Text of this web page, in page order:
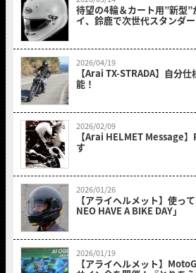
待望の4輪＆カート用”新型
イ、鈴鹿で次世代スタンダ
2026/04/19
【Arai TX-STRADA】自分
能！
2026/02/09
【Arai HELMET Message
す
2026/01/26
【アライヘルメット】使っ
NEO HAVE A BIKE DAY」
2026/01/19
【アライヘルメット】